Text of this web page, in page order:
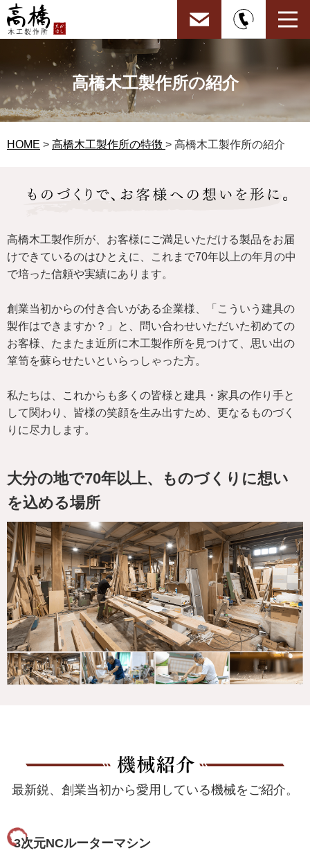
高橋木工製作所の紹介
HOME > 高橋木工製作所の特徴 > 高橋木工製作所の紹介
高橋木工製作所が、お客様にご満足いただける製品をお届
けできているのはひとえに、これまで70年以上の年月の中
で培った信頼や実績にあります。
創業当初からの付き合いがある企業様、「こういう建具の
製作はできますか？」と、問い合わせいただいた初めての
お客様、たまたま近所に木工製作所を見つけて、思い出の
箪笥を蘇らせたいといらっしゃった方。
私たちは、これからも多くの皆様と建具・家具の作り手と
して関わり、皆様の笑顔を生み出すため、更なるものづく
りに尽力します。
大分の地で70年以上、ものづくりに想い
を込める場所
最新鋭、創業当初から愛用している機械をご紹介。
3次元NCルーターマシン